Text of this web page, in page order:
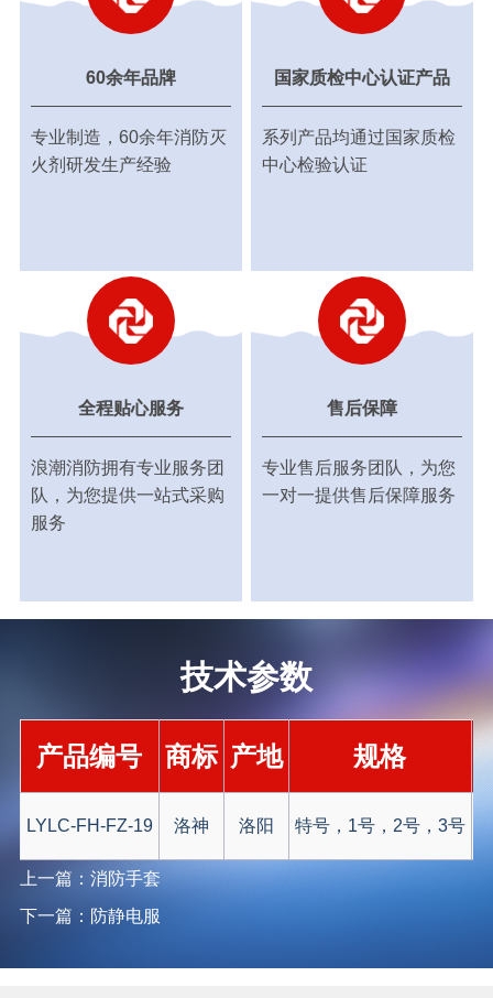
60余年品牌
专业制造，60余年消防灭
火剂研发生产经验
国家质检中心认证产品
系列产品均通过国家质检
中心检验认证
全程贴心服务
浪潮消防拥有专业服务团
队，为您提供一站式采购
服务
售后保障
专业售后服务团队，为您
一对一提供售后保障服务
技术参数
产品编号 商标 产地 规格
LYLC-FH-FZ-19 洛神 洛阳 特号，1号，2号，3号
上一篇：消防手套
下一篇：防静电服